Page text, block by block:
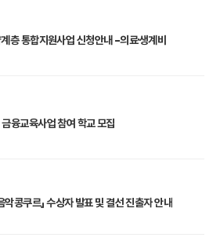
층 통합지원사업 신청안내 –의료·생계비
금융교육사업 참여 학교 모집
콩쿠르」 수상자 발표 및 결선 진출자 안내